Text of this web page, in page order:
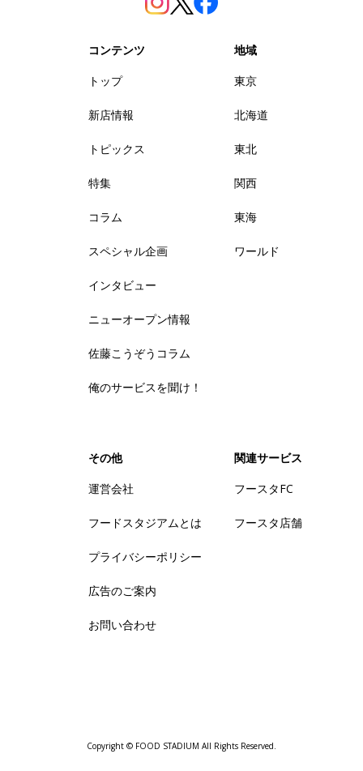
コンテンツ
トップ
新店情報
トピックス
特集
コラム
スペシャル企画
インタビュー
ニューオープン情報
佐藤こうぞうコラム
俺のサービスを聞け！
地域
東京
北海道
東北
関西
東海
ワールド
その他
運営会社
フードスタジアムとは
プライバシーポリシー
広告のご案内
お問い合わせ
関連サービス
フースタFC
フースタ店舗
Copyright © FOOD STADIUM All Rights Reserved.